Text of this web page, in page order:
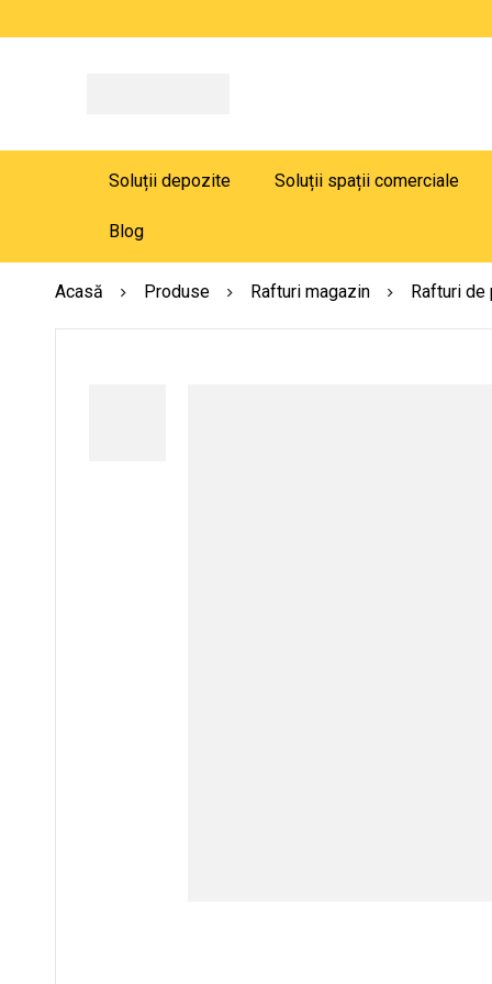
Soluții depozite Soluții spații comerciale
Blog
Acasă Produse Rafturi magazin Rafturi de